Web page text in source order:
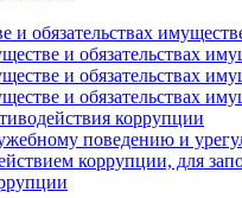
обязательствах
и обязательствах
и обязательствах
и обязательствах
коррупции
поведению и
коррупции, для